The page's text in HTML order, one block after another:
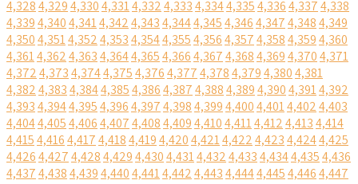
4,3284,3294,3304,3314,3324,3334,3344,3354,3364,3374,338
4,3394,3404,3414,3424,3434,3444,3454,3464,3474,3484,349
4,3504,3514,3524,3534,3544,3554,3564,3574,3584,3594,360
4,3614,3624,3634,3644,3654,3664,3674,3684,3694,3704,371
4,3724,3734,3744,3754,3764,3774,3784,3794,3804,381
4,3824,3834,3844,3854,3864,3874,3884,3894,3904,3914,392
4,3934,3944,3954,3964,3974,3984,3994,4004,4014,4024,403
4,4044,4054,4064,4074,4084,4094,4104,4114,4124,4134,414
4,4154,4164,4174,4184,4194,4204,4214,4224,4234,4244,425
4,4264,4274,4284,4294,4304,4314,4324,4334,4344,4354,436
4,4374,4384,4394,4404,4414,4424,4434,4444,4454,4464,447